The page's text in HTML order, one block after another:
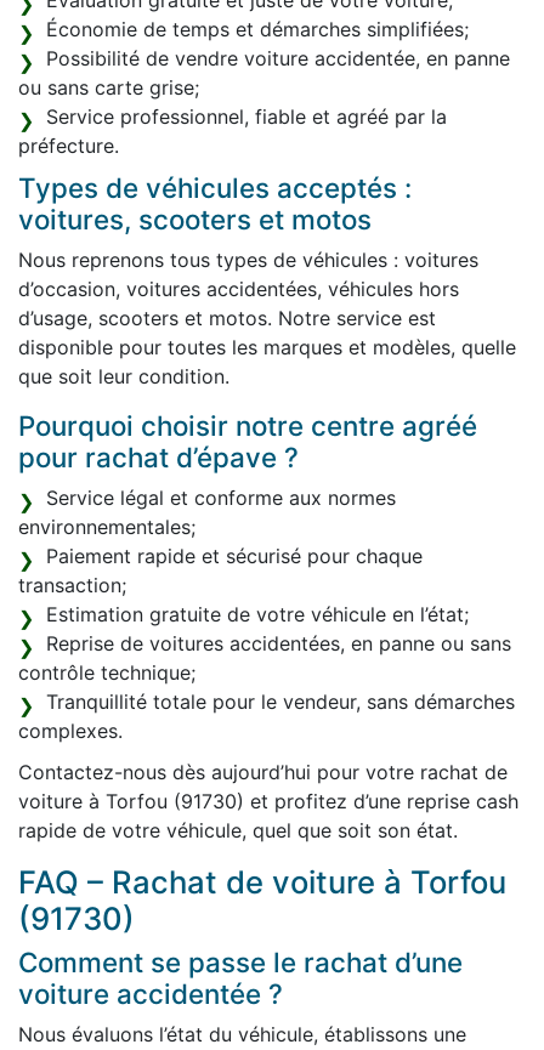
Économie de temps et démarches simplifiées;
Possibilité de vendre voiture accidentée, en panne
ou sans carte grise;
Service professionnel, fiable et agréé par la
préfecture.
Types de véhicules acceptés :
voitures, scooters et motos
Nous reprenons tous types de véhicules : voitures
d’occasion, voitures accidentées, véhicules hors
d’usage, scooters et motos. Notre service est
disponible pour toutes les marques et modèles, quelle
que soit leur condition.
Pourquoi choisir notre centre agréé
pour rachat d’épave ?
Service légal et conforme aux normes
environnementales;
Paiement rapide et sécurisé pour chaque
transaction;
Estimation gratuite de votre véhicule en l’état;
Reprise de voitures accidentées, en panne ou sans
contrôle technique;
Tranquillité totale pour le vendeur, sans démarches
complexes.
Contactez-nous dès aujourd’hui pour votre rachat de
voiture à Torfou (91730) et profitez d’une reprise cash
rapide de votre véhicule, quel que soit son état.
FAQ – Rachat de voiture à Torfou
(91730)
Comment se passe le rachat d’une
voiture accidentée ?
Nous évaluons l’état du véhicule, établissons une